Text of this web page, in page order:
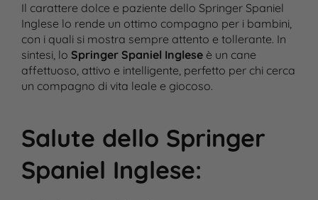
Il carattere dolce e paziente dello Springer Spaniel
Inglese lo rende un ottimo compagno per i bambini,
con i quali si mostra sempre attento e tollerante. In
sintesi, lo Springer Spaniel Ingleseè un cane
affettuoso, attivo e intelligente, perfetto per chi cerca
un compagno di vita leale e giocoso.
Salute dello Springer
Spaniel Inglese: